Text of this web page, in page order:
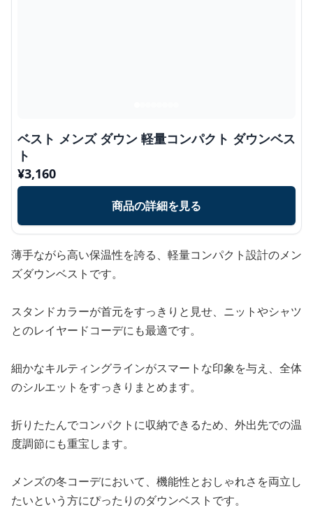
ベスト メンズ ダウン 軽量コンパクト ダウンベス
ト
¥3,160
商品の詳細を見る
薄手ながら高い保温性を誇る、軽量コンパクト設計のメン
ズダウンベストです。
スタンドカラーが首元をすっきりと見せ、ニットやシャツ
とのレイヤードコーデにも最適です。
細かなキルティングラインがスマートな印象を与え、全体
のシルエットをすっきりまとめます。
折りたたんでコンパクトに収納できるため、外出先での温
度調節にも重宝します。
メンズの冬コーデにおいて、機能性とおしゃれさを両立し
たいという方にぴったりのダウンベストです。